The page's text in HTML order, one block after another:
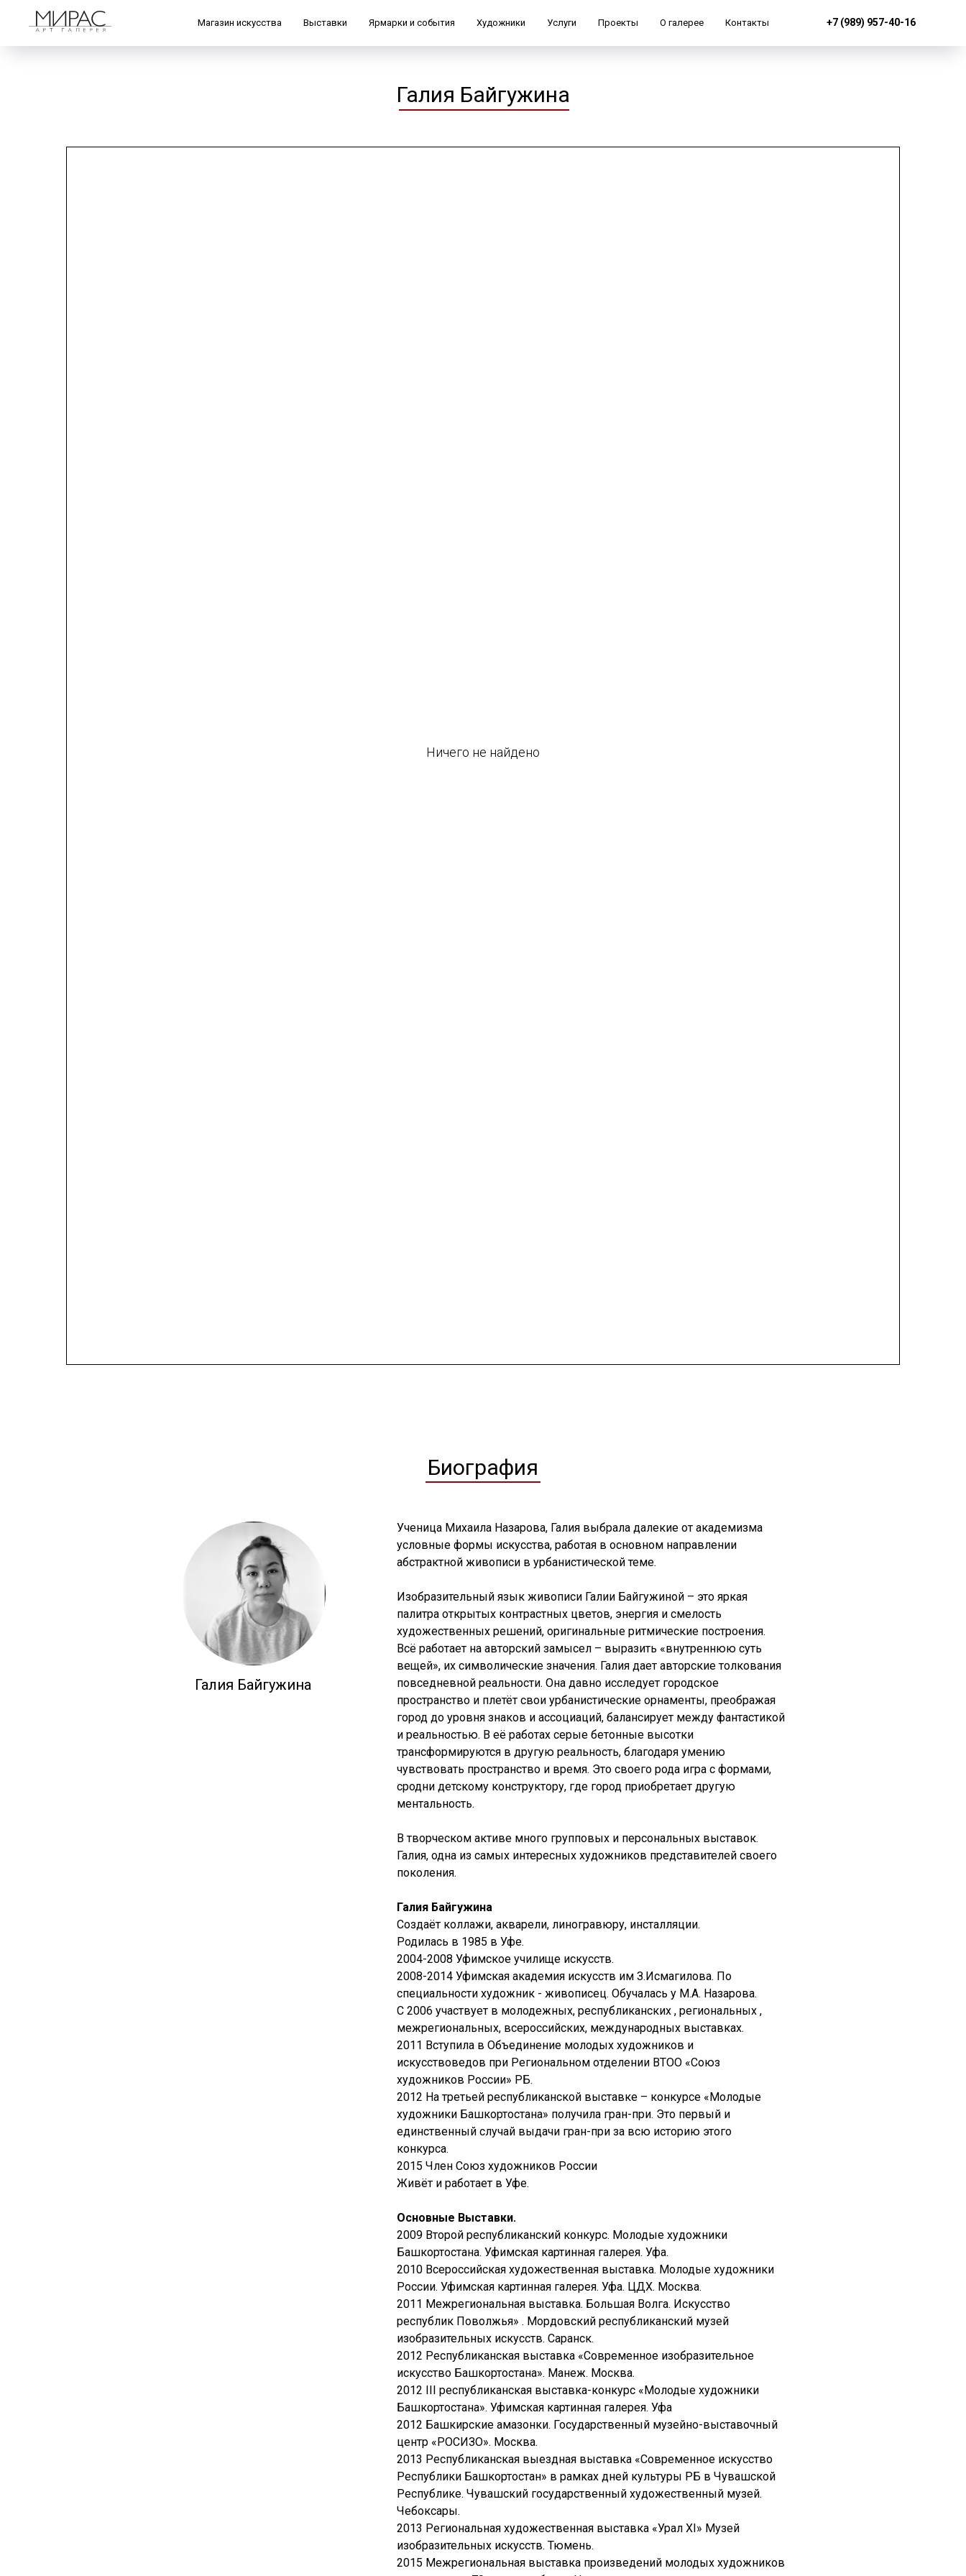
Магазин искусства Выставки Ярмарки и события Художники Услуги Проекты О галерее Контакты +7 (989) 957-40-16
Галия Байгужина
Ничего не найдено
Биография
Ученица Михаила Назарова, Галия выбрала далекие от академизма
условные формы искусства, работая в основном направлении
абстрактной живописи в урбанистической теме.
Изобразительный язык живописи Галии Байгужиной – это яркая
палитра открытых контрастных цветов, энергия и смелость
художественных решений, оригинальные ритмические построения.
Всё работает на авторский замысел – выразить «внутреннюю суть
вещей», их символические значения. Галия дает авторские толкования
повседневной реальности. Она давно исследует городское
пространство и плетёт свои урбанистические орнаменты, преображая
город до уровня знаков и ассоциаций, балансирует между фантастикой
и реальностью. В её работах серые бетонные высотки
трансформируются в другую реальность, благодаря умению
чувствовать пространство и время. Это своего рода игра с формами,
сродни детскому конструктору, где город приобретает другую
ментальность.
В творческом активе много групповых и персональных выставок.
Галия, одна из самых интересных художников представителей своего
поколения.
Галия Байгужина
Создаёт коллажи, акварели, линогравюру, инсталляции.
Родилась в 1985 в Уфе.
2004-2008 Уфимское училище искусств.
2008-2014 Уфимская академия искусств им З.Исмагилова. По
специальности художник - живописец. Обучалась у М.А. Назарова.
С 2006 участвует в молодежных, республиканских , региональных ,
межрегиональных, всероссийских, международных выставках.
2011 Вступила в Объединение молодых художников и
искусствоведов при Региональном отделении ВТОО «Союз
художников России» РБ.
2012 На третьей республиканской выставке – конкурсе «Молодые
художники Башкортостана» получила гран-при. Это первый и
единственный случай выдачи гран-при за всю историю этого
конкурса.
2015 Член Союз художников России
Живёт и работает в Уфе.
Основные Выставки.
2009 Второй республиканский конкурс. Молодые художники
Башкортостана. Уфимская картинная галерея. Уфа.
2010 Всероссийская художественная выставка. Молодые художники
России. Уфимская картинная галерея. Уфа. ЦДХ. Москва.
2011 Межрегиональная выставка. Большая Волга. Искусство
республик Поволжья» . Мордовский республиканский музей
изобразительных искусств. Саранск.
2012 Республиканская выставка «Современное изобразительное
искусство Башкортостана». Манеж. Москва.
2012 III республиканская выставка-конкурс «Молодые художники
Башкортостана». Уфимская картинная галерея. Уфа
2012 Башкирские амазонки. Государственный музейно-выставочный
центр «РОСИЗО». Москва.
2013 Республиканская выездная выставка «Современное искусство
Республики Башкортостан» в рамках дней культуры РБ в Чувашской
Республике. Чувашский государственный художественный музей.
Чебоксары.
2013 Региональная художественная выставка «Урал ХI» Музей
изобразительных искусств. Тюмень.
2015 Межрегиональная выставка произведений молодых художников
Галия Байгужина